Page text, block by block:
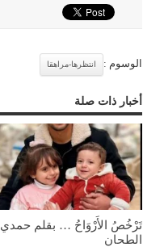
الوسوم : انتظرها-مراهقا
أخبار ذات صلة
تَرْخُصُ الأَرْوَاحُ … بقلم حمدي
الطحان